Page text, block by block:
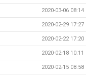
2020-03-06 08:14
2020-02-29 17:27
2020-02-22 17:20
2020-02-18 10:11
2020-02-15 08:58